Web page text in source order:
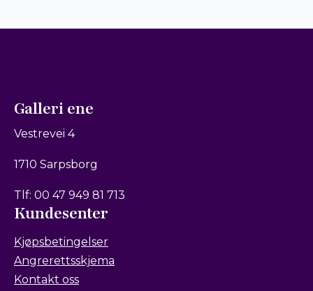
Galleri ene
Vestrevei 4
1710 Sarpsborg
Tlf: 00 47 949 81 713
Kundesenter
Kjøpsbetingelser
Angrerettsskjema
Kontakt oss